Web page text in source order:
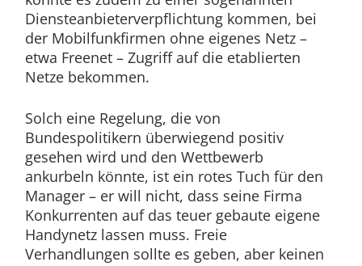
Diensteanbieterverpflichtung kommen, bei
der Mobilfunkfirmen ohne eigenes Netz –
etwa Freenet – Zugriff auf die etablierten
Netze bekommen.
Solch eine Regelung, die von
Bundespolitikern überwiegend positiv
gesehen wird und den Wettbewerb
ankurbeln könnte, ist ein rotes Tuch für den
Manager – er will nicht, dass seine Firma
Konkurrenten auf das teuer gebaute eigene
Handynetz lassen muss. Freie
Verhandlungen sollte es geben, aber keinen